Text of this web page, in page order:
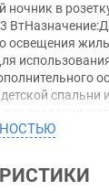
ночник в
освещения
спальни
для создания
для
– светодиоды